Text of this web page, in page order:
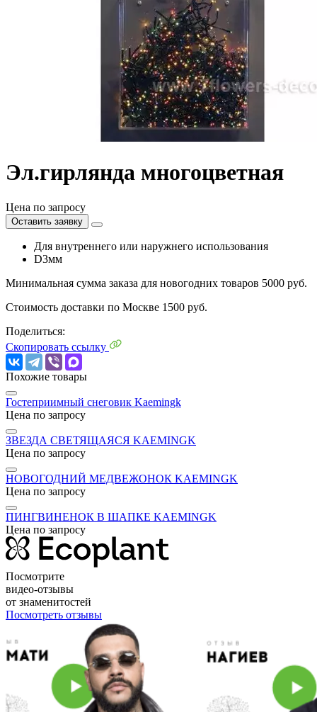
Эл.гирлянда многоцветная
Цена по запросу
Оставить заявку
Для внутреннего или наружнего использования
D3мм
Минимальная сумма заказа для новогодних товаров 5000 руб.
Стоимость доставки по Москве 1500 руб.
Поделиться:
Скопировать ссылку
Похожие товары
Гостеприимный снеговик Kaemingk
Цена по запросу
ЗВЕЗДА СВЕТЯЩАЯСЯ KAEMINGK
Цена по запросу
НОВОГОДНИЙ МЕДВЕЖОНОК KAEMINGK
Цена по запросу
ПИНГВИНЕНОК В ШАПКЕ KAEMINGK
Цена по запросу
Посмотрите
видео-отзывы
от знаменитостей
Посмотреть отзывы